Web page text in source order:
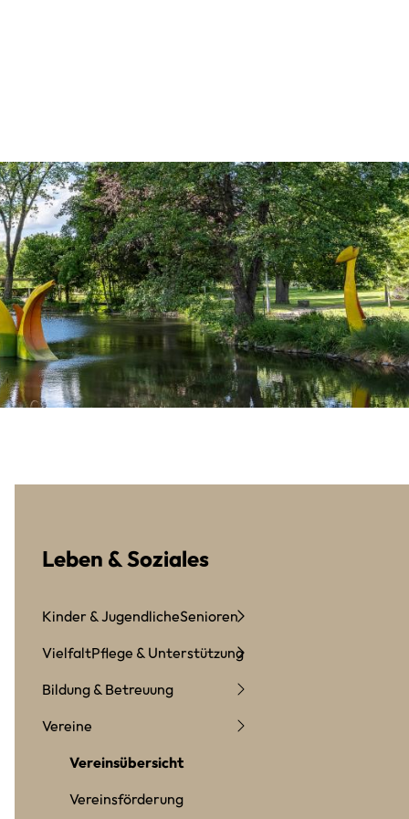
Leben & Soziales
Kinder & JugendlicheSenioren
VielfaltPflege & Unterstützung
Bildung & Betreuung
Vereine
Vereinsübersicht
Vereinsförderung